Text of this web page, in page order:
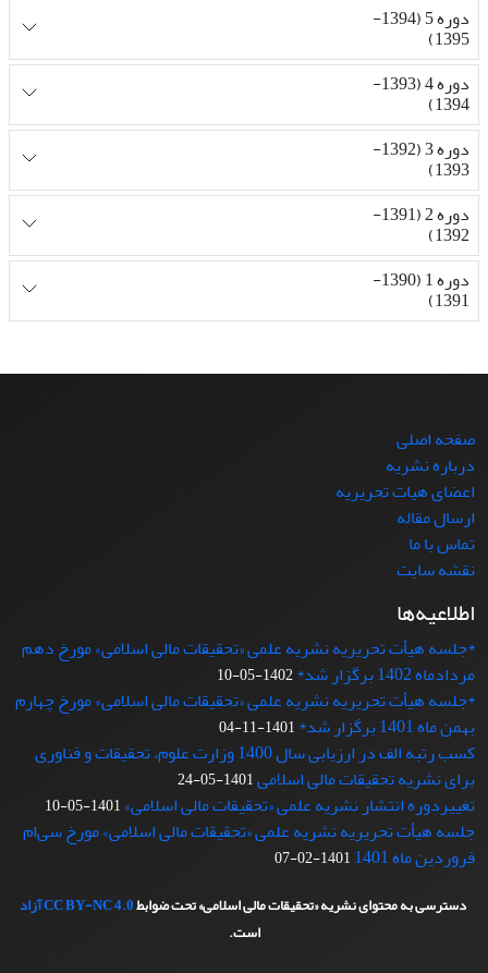
دوره 5 (1394-
1395)
دوره 4 (1393-
1394)
دوره 3 (1392-
1393)
دوره 2 (1391-
1392)
دوره 1 (1390-
1391)
صفحه اصلی
درباره نشریه
اعضای هیات تحریریه
ارسال مقاله
تماس با ما
نقشه سایت
اطلاعیه‌ها
*جلسه هیأت تحریریه نشریه علمی «تحقیقات مالی اسلامی» مورخ دهم
مردادماه 1402 برگزار شد*
1402-05-10
*جلسه هیأت تحریریه نشریه علمی «تحقیقات مالی اسلامی» مورخ چهارم
بهمن ماه 1401 برگزار شد*
1401-11-04
کسب رتبه الف در ارزیابی سال 1400 وزارت علوم، تحقیقات و فناوری
برای نشریه تحقیقات مالی اسلامی1401-05-24
تغییردوره انتشار نشریه علمی «تحقیقات‌ مالی‌ اسلامی»1401-05-10
جلسه هیأت تحریریه نشریه علمی «تحقیقات مالی اسلامی» مورخ سی‌ام
فروردین ماه 1401
1401-02-07
دسترسی به محتوای نشریه «تحقیقات مالی اسلامی» تحت ضوابطCC BY-NC 4.0آزاد
است.